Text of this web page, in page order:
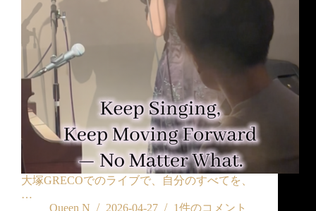
大塚GRECOでのライブで、自分のすべてを、
…
Queen N
2026-04-27 1件のコメント